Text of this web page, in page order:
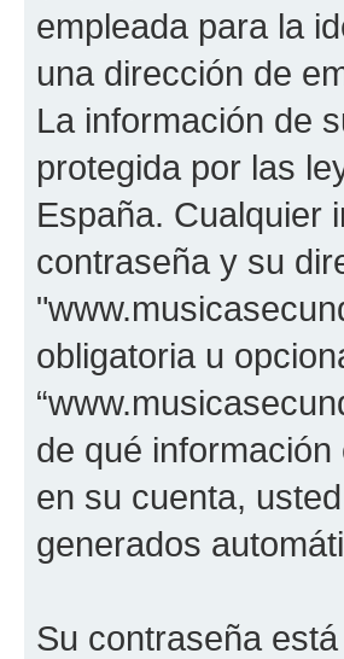
empleada para la
una dirección de
La información de
protegida por las
España. Cualquier
contraseña y su
obligatoria u
de qué
en su cuenta,
generados
Su contraseña